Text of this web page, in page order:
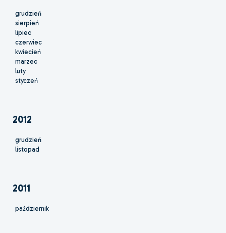
grudzień
sierpień
lipiec
czerwiec
kwiecień
marzec
luty
styczeń
2012
grudzień
listopad
2011
październik